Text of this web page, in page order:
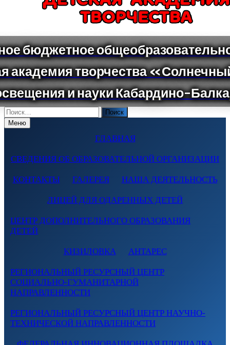
Поиск
по:Меню
ГЛАВНАЯ
СВЕДЕНИЯ ОБ ОБРАЗОВАТЕЛЬНОЙ ОРГАНИЗАЦИИ
КОНТАКТЫ ГАЛЕРЕЯ НАША ДЕЯТЕЛЬНОСТЬ
ЛИЦЕЙ ДЛЯ ОДАРЕННЫХ ДЕТЕЙ
ЦЕНТР ДОПОЛНИТЕЛЬНОГО ОБРАЗОВАНИЯ
ДЕТЕЙ
КИЗИЛОВКА АНТАРЕС
РЕГИОНАЛЬНЫЙ РЕСУРСНЫЙ ЦЕНТР
СОЦИАЛЬНО-ГУМАНИТАРНОЙ
НАПРАВЛЕННОСТИ
РЕГИОНАЛЬНЫЙ РЕСУРСНЫЙ ЦЕНТР НАУЧНО-
ТЕХНИЧЕСКОЙ НАПРАВЛЕННОСТИ